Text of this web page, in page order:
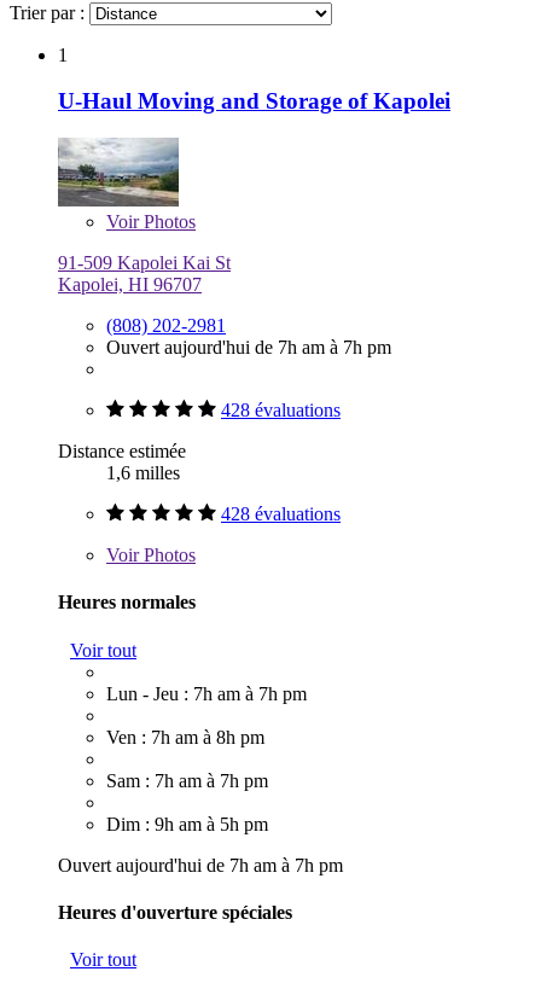
Trier par :
1
U-Haul Moving and Storage of Kapolei
VoirPhotos
91-509 Kapolei Kai St
Kapolei, HI 96707
(808) 202-2981
Ouvert aujourd'hui de 7h am à 7h pm
428 évaluations
Distance estimée
1,6 milles
428 évaluations
VoirPhotos
Heures normales
Voir tout
Lun - Jeu : 7h am à 7h pm
Ven : 7h am à 8h pm
Sam : 7h am à 7h pm
Dim : 9h am à 5h pm
Ouvert aujourd'hui de 7h am à 7h pm
Heures d'ouverture spéciales
Voir tout